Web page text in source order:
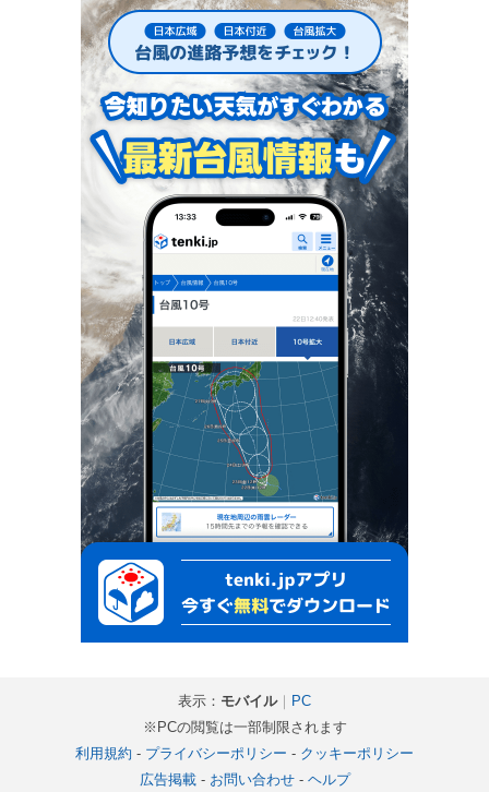
表示： モバイル｜ PC
※PCの閲覧は一部制限されます
利用規約 - プライバシーポリシー - クッキーポリシー
広告掲載- お問い合わせ- ヘルプ